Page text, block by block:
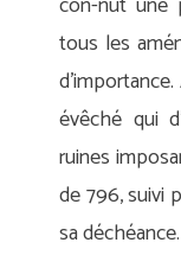
tous les
évêché qui
ruines
de 796, suivi
sa déchéance.